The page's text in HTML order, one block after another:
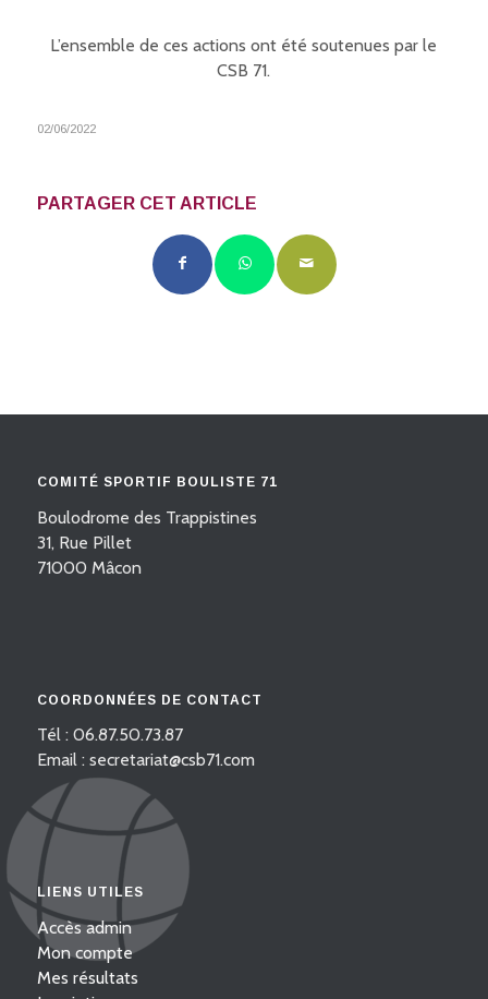
L’ensemble de ces actions ont été soutenues par le
CSB 71.
02/06/2022
PARTAGER CET ARTICLE
COMITÉ SPORTIF BOULISTE 71
Boulodrome des Trappistines
31, Rue Pillet
71000 Mâcon
COORDONNÉES DE CONTACT
Tél : 06.87.50.73.87
Email : secretariat@csb71.com
LIENS UTILES
Accès admin
Mon compte
Mes résultats